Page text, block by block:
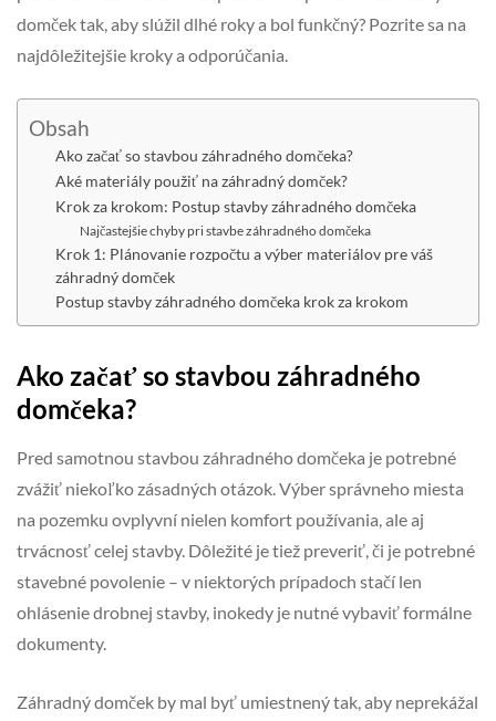
domček tak, aby slúžil dlhé roky a bol funkčný? Pozrite sa na
najdôležitejšie kroky a odporúčania.
Obsah
Ako začať so stavbou záhradného domčeka?
Aké materiály použiť na záhradný domček?
Krok za krokom: Postup stavby záhradného domčeka
Najčastejšie chyby pri stavbe záhradného domčeka
Krok 1: Plánovanie rozpočtu a výber materiálov pre váš
záhradný domček
Postup stavby záhradného domčeka krok za krokom
Ako začať so stavbou záhradného
domčeka?
Pred samotnou stavbou záhradného domčeka je potrebné
zvážiť niekoľko zásadných otázok. Výber správneho miesta
na pozemku ovplyvní nielen komfort používania, ale aj
trvácnosť celej stavby. Dôležité je tiež preveriť, či je potrebné
stavebné povolenie – v niektorých prípadoch stačí len
ohlásenie drobnej stavby, inokedy je nutné vybaviť formálne
dokumenty.
Záhradný domček by mal byť umiestnený tak, aby neprekážal